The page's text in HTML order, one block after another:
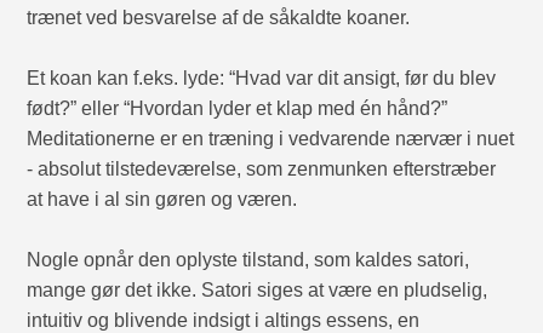
trænet ved besvarelse af de såkaldte koaner.
Et koan kan f.eks. lyde: “Hvad var dit ansigt, før du blev
født?” eller “Hvordan lyder et klap med én hånd?”
Meditationerne er en træning i vedvarende nærvær i nuet
- absolut tilstedeværelse, som zenmunken efterstræber
at have i al sin gøren og væren.
Nogle opnår den oplyste tilstand, som kaldes satori,
mange gør det ikke. Satori siges at være en pludselig,
intuitiv og blivende indsigt i altings essens, en